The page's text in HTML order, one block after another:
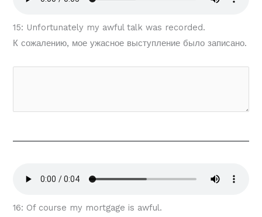
15: Unfortunately my awful talk was recorded.
К сожалению, мое ужасное выступление было записано.
16: Of course my mortgage is awful.